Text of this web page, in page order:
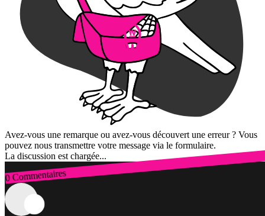
Avez-vous une remarque ou avez-vous découvert une erreur ? Vous
pouvez nous transmettre votre message via le formulaire.
La discussion est chargée...
0 Commentaires
Connexion